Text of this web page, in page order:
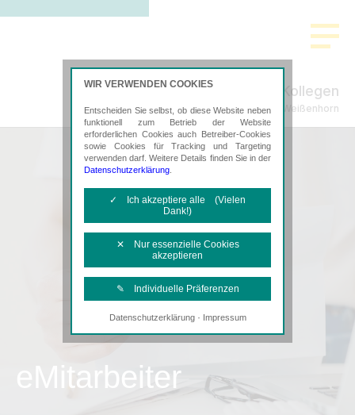
Gutter & Kollegen
Steuerberatung in Weißenhorn
eMitarbeiter
WIR VERWENDEN COOKIES
Entscheiden Sie selbst, ob diese Website neben
funktionell zum Betrieb der Website
erforderlichen Cookies auch Betreiber-Cookies
sowie Cookies für Tracking und Targeting
verwenden darf. Weitere Details finden Sie in der
Datenschutzerklärung
✓ Ich akzeptiere alle (Vielen
Dank!)
✕ Nur essenzielle Cookies
akzeptieren
✎ Individuelle Präferenzen
Notwendige Cookies
Diese Cookies sind erforderlich, um die
Tracking- und Targeting-Cookies
Diese Cookies sind erforderlich, um
Datenschutzerklärung· Impressum